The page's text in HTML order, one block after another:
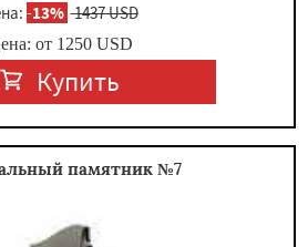
-13% 1437 USD
от 1250USD
Купить
памятник №7
на обработку персональных данных